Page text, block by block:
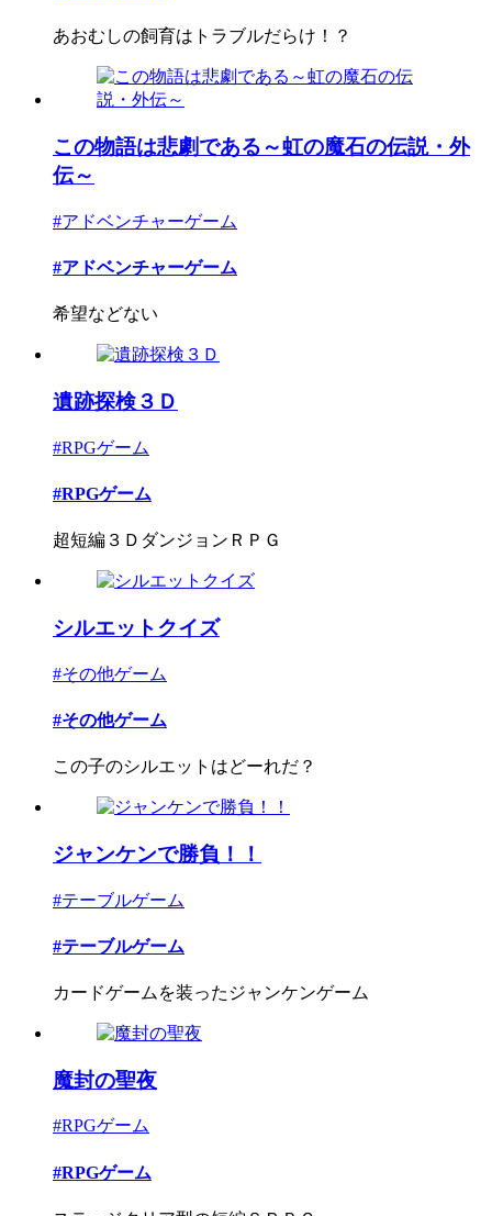
あおむしの飼育はトラブルだらけ！？
この物語は悲劇である～虹の魔石の伝説・外
伝～
#アドベンチャーゲーム
#アドベンチャーゲーム
希望などない
遺跡探検３Ｄ
#RPGゲーム
#RPGゲーム
超短編３ＤダンジョンＲＰＧ
シルエットクイズ
#その他ゲーム
#その他ゲーム
この子のシルエットはどーれだ？
ジャンケンで勝負！！
#テーブルゲーム
#テーブルゲーム
カードゲームを装ったジャンケンゲーム
魔封の聖夜
#RPGゲーム
#RPGゲーム